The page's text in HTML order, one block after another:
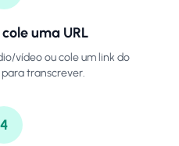
uma URL
vídeo ou cole um link do
transcrever.
4